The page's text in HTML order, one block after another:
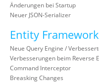
Änderungen bei Startup
Neuer JSON-Serializer
Entity
Neue Query Engine /
Verbesserungen beim Reverse
Command Interceptor
Breasking Changes